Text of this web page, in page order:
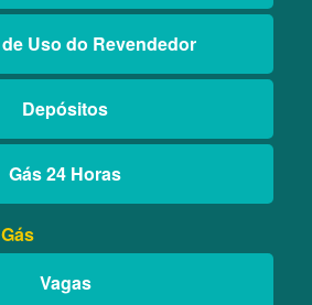
Uso do Revendedor
Depósitos
Gás 24 Horas
Vagas